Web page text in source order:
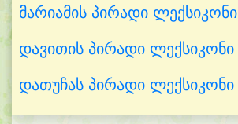
მარიამის პირადი ლექსიკონი
დავითის პირადი ლექსიკონი
დათუჩას პირადი ლექსიკონი